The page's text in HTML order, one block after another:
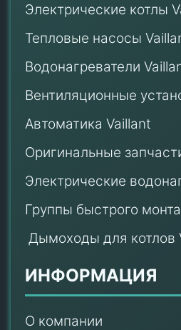
Электрические котлы
Тепловые насосы
Водонагреватели
Вентиляционные
Автоматика Vaillant
Оригинальные
Электрические
Группы быстрого
Дымоходы для котлов
ИНФОРМАЦИЯ
О компании